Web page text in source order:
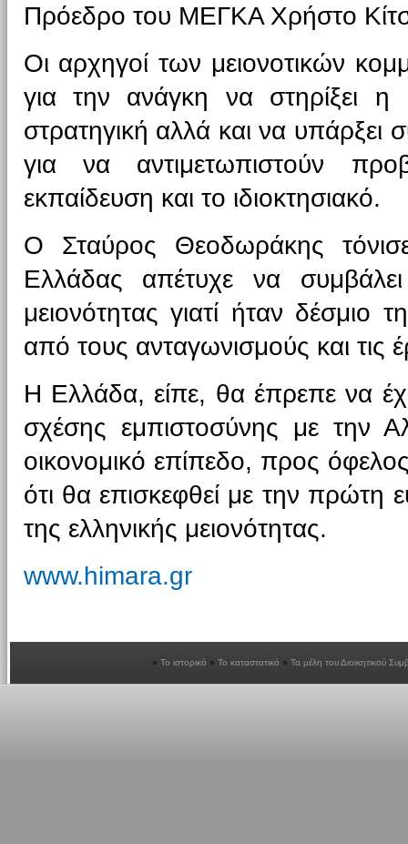
Πρόεδρο του ΜΕΓΚΑ Χρήστο
Οι αρχηγοί των μειονοτικών
για την ανάγκη να στηρίξει η
στρατηγική αλλά και να
για να αντιμετωπιστούν
εκπαίδευση και το ιδιοκτησιακό.
Ο Σταύρος Θεοδωράκης
Ελλάδας απέτυχε να
μειονότητας γιατί ήταν δέσμιο
από τους ανταγωνισμούς και τις
Η Ελλάδα, είπε, θα έπρεπε να
σχέσης εμπιστοσύνης με την
οικονομικό επίπεδο, προς
ότι θα επισκεφθεί με την πρώτη
της ελληνικής μειονότητας.
www.himara.gr
Το ιστορικό Το καταστατικό Τα μέλη του Διοικητικού